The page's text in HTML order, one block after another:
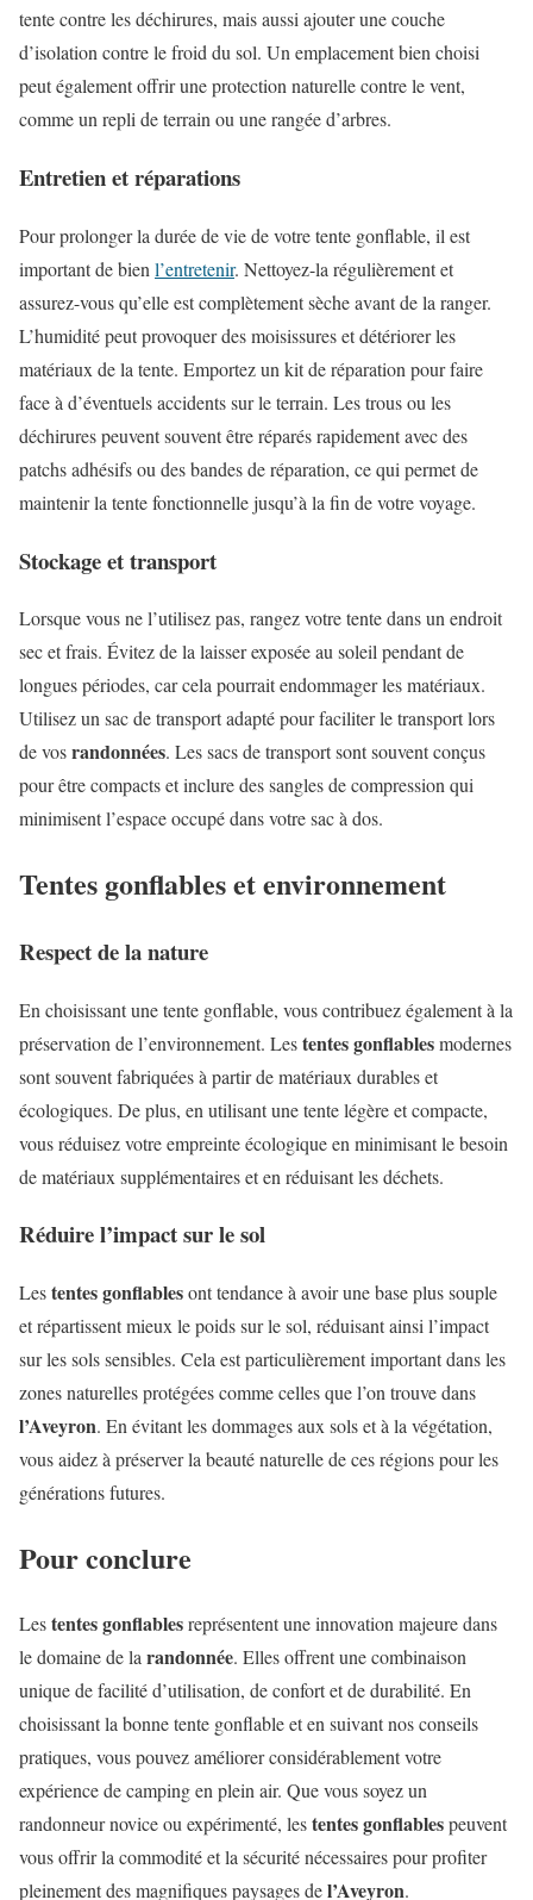
tente contre les déchirures, mais aussi ajouter une couche
d’isolation contre le froid du sol. Un emplacement bien choisi
peut également offrir une protection naturelle contre le vent,
comme un repli de terrain ou une rangée d’arbres.
Entretien et réparations
Pour prolonger la durée de vie de votre tente gonflable, il est
important de bien l’entretenir. Nettoyez-la régulièrement et
assurez-vous qu’elle est complètement sèche avant de la ranger.
L’humidité peut provoquer des moisissures et détériorer les
matériaux de la tente. Emportez un kit de réparation pour faire
face à d’éventuels accidents sur le terrain. Les trous ou les
déchirures peuvent souvent être réparés rapidement avec des
patchs adhésifs ou des bandes de réparation, ce qui permet de
maintenir la tente fonctionnelle jusqu’à la fin de votre voyage.
Stockage et transport
Lorsque vous ne l’utilisez pas, rangez votre tente dans un endroit
sec et frais. Évitez de la laisser exposée au soleil pendant de
longues périodes, car cela pourrait endommager les matériaux.
Utilisez un sac de transport adapté pour faciliter le transport lors
de vosrandonnées. Les sacs de transport sont souvent conçus
pour être compacts et inclure des sangles de compression qui
minimisent l’espace occupé dans votre sac à dos.
Tentes gonflables et environnement
Respect de la nature
En choisissant une tente gonflable, vous contribuez également à la
préservation de l’environnement. Lestentes gonflablesmodernes
sont souvent fabriquées à partir de matériaux durables et
écologiques. De plus, en utilisant une tente légère et compacte,
vous réduisez votre empreinte écologique en minimisant le besoin
de matériaux supplémentaires et en réduisant les déchets.
Réduire l’impact sur le sol
Lestentes gonflablesont tendance à avoir une base plus souple
et répartissent mieux le poids sur le sol, réduisant ainsi l’impact
sur les sols sensibles. Cela est particulièrement important dans les
zones naturelles protégées comme celles que l’on trouve dans
l’Aveyron. En évitant les dommages aux sols et à la végétation,
vous aidez à préserver la beauté naturelle de ces régions pour les
générations futures.
Pour conclure
Lestentes gonflablesreprésentent une innovation majeure dans
le domaine de la randonnée. Elles offrent une combinaison
unique de facilité d’utilisation, de confort et de durabilité. En
choisissant la bonne tente gonflable et en suivant nos conseils
pratiques, vous pouvez améliorer considérablement votre
expérience de camping en plein air. Que vous soyez un
randonneur novice ou expérimenté, lestentes gonflablespeuvent
vous offrir la commodité et la sécurité nécessaires pour profiter
pleinement des magnifiques paysages del’Aveyron.